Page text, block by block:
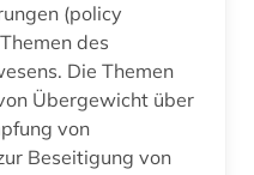
(policy
des
Die Themen
Übergewicht über
von
Beseitigung von